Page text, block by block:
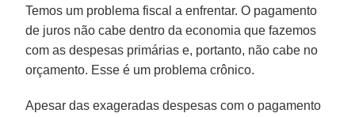
Temos um problema fiscal a enfrentar. O pagamento
de juros não cabe dentro da economia que fazemos
com as despesas primárias e, portanto, não cabe no
orçamento. Esse é um problema crônico.
Apesar das exageradas despesas com o pagamento